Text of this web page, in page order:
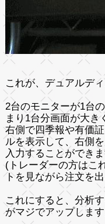
これが、デュアルデ
2台のモニターが1台
まり1台分画面が大き
右側で四季報や有価
ルを表示して、右側
入力することができま
(トレーダーの方はこ
トを見ながら注文を
これにすると、分析
がマジでアップします